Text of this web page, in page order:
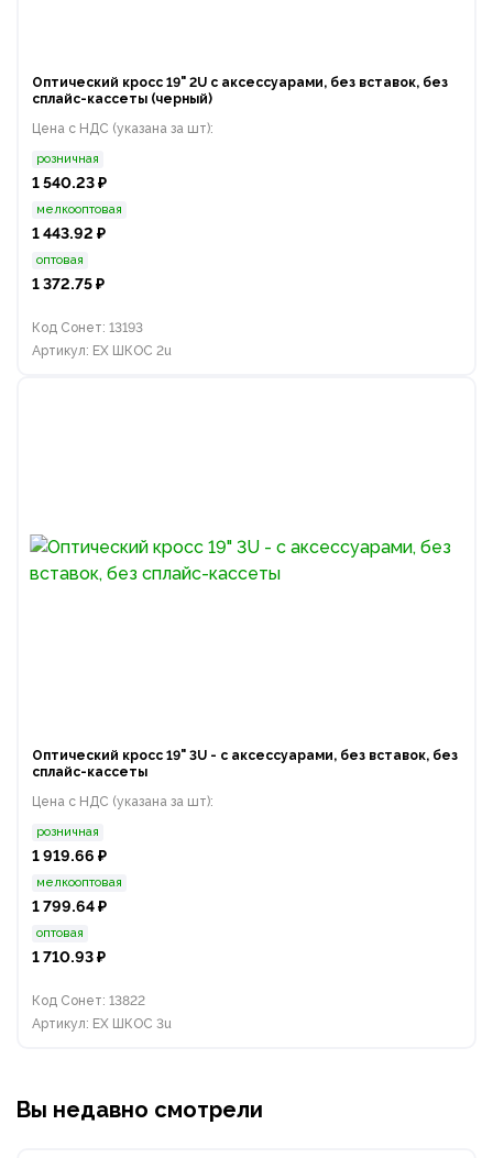
Оптический кросс 19" 2U с аксессуарами, без вставок, без
сплайс-кассеты (черный)
Цена с НДС (указана за шт):
розничная
1 540.23 ₽
мелкооптовая
1 443.92 ₽
оптовая
1 372.75 ₽
Код Сонет: 13193
Артикул: EX ШКОС 2u
Оптический кросс 19" 3U - с аксессуарами, без вставок, без
сплайс-кассеты
Цена с НДС (указана за шт):
розничная
1 919.66 ₽
мелкооптовая
1 799.64 ₽
оптовая
1 710.93 ₽
Код Сонет: 13822
Артикул: EX ШКОС 3u
Вы недавно смотрели